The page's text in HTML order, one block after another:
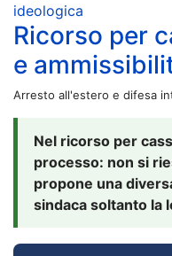
ideologica
Ricorso per
e
Arresto all'estero e difesa
Nel ricorso per
processo: non si
propone una
sindaca soltanto la